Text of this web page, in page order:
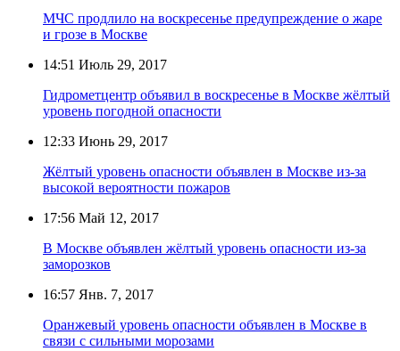
МЧС продлило на воскресенье предупреждение о жаре
и грозе в Москве
14:51 Июль 29, 2017
Гидрометцентр объявил в воскресенье в Москве жёлтый
уровень погодной опасности
12:33 Июнь 29, 2017
Жёлтый уровень опасности объявлен в Москве из-за
высокой вероятности пожаров
17:56 Май 12, 2017
В Москве объявлен жёлтый уровень опасности из-за
заморозков
16:57 Янв. 7, 2017
Оранжевый уровень опасности объявлен в Москве в
связи с сильными морозами